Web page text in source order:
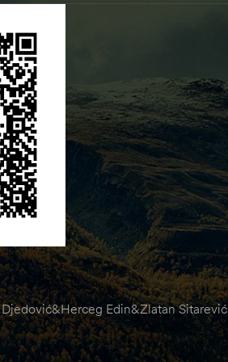
Edin&Zlatan Sitarević